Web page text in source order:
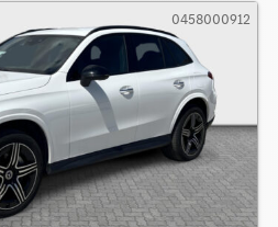
0458000912